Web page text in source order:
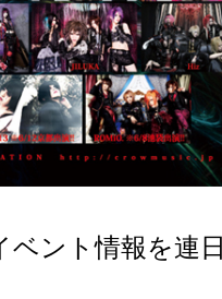
ベント情報を連